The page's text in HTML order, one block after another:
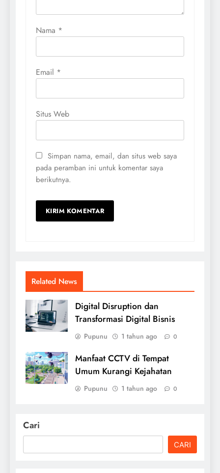
Nama *
Email *
Situs Web
Simpan nama, email, dan situs web saya
pada peramban ini untuk komentar saya
berikutnya.
Related News
Digital Disruption dan
Transformasi Digital Bisnis
Pupunu 1 tahun ago 0
Manfaat CCTV di Tempat
Umum Kurangi Kejahatan
Pupunu 1 tahun ago 0
Cari
CARI